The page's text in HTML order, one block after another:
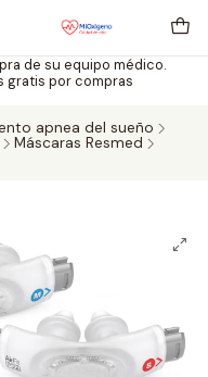
de su equipo médico.
gratis por compras
apnea del sueño
Máscaras Resmed